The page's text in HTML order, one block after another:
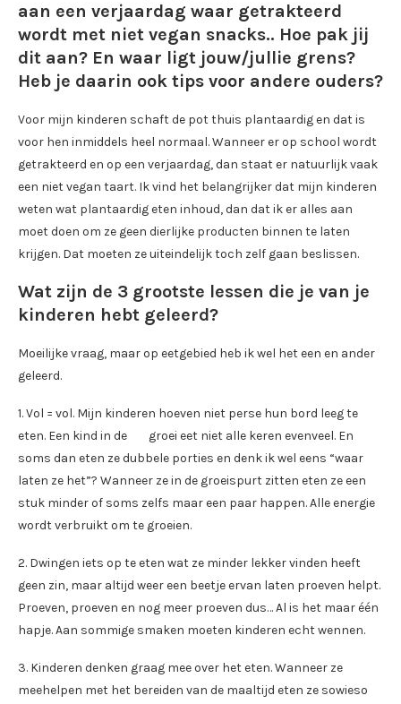
aan een verjaardag waar getrakteerd
wordt met niet vegan snacks.. Hoe pak jij
dit aan? En waar ligt jouw/jullie grens?
Heb je daarin ook tips voor andere ouders?
Voor mijn kinderen schaft de pot thuis plantaardig en dat is
voor hen inmiddels heel normaal. Wanneer er op school wordt
getrakteerd en op een verjaardag, dan staat er natuurlijk vaak
een niet vegan taart. Ik vind het belangrijker dat mijn kinderen
weten wat plantaardig eten inhoud, dan dat ik er alles aan
moet doen om ze geen dierlijke producten binnen te laten
krijgen. Dat moeten ze uiteindelijk toch zelf gaan beslissen.
Wat zijn de 3 grootste lessen die je van je
kinderen hebt geleerd?
Moeilijke vraag, maar op eetgebied heb ik wel het een en ander
geleerd.
1. Vol = vol. Mijn kinderen hoeven niet perse hun bord leeg te
eten. Een kind in de groei eet niet alle keren evenveel. En
soms dan eten ze dubbele porties en denk ik wel eens “waar
laten ze het”? Wanneer ze in de groeispurt zitten eten ze een
stuk minder of soms zelfs maar een paar happen. Alle energie
wordt verbruikt om te groeien.
2. Dwingen iets op te eten wat ze minder lekker vinden heeft
geen zin, maar altijd weer een beetje ervan laten proeven helpt.
Proeven, proeven en nog meer proeven dus… Al is het maar één
hapje. Aan sommige smaken moeten kinderen echt wennen.
3. Kinderen denken graag mee over het eten. Wanneer ze
meehelpen met het bereiden van de maaltijd eten ze sowieso